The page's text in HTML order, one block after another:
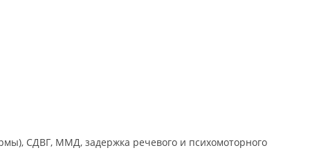
СДВГ, ММД, задержка речевого и психомоторного